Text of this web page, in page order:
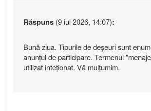
Răspuns (9 iul 2026, 14:07):
Bună ziua. Tipurile de deșeuri sunt
anunțul de participare. Termenul
utilizat inteționat. Vă mulțumim.